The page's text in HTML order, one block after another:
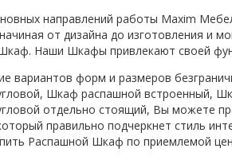
направлений работы Maxim
от дизайна до изготовления и
Наши Шкафы привлекают своей
вариантов форм и размеров
Шкаф распашной встроенный,
отдельно стоящий, Вы можете
правильно подчеркнет стиль
Распашной Шкаф по приемлемой